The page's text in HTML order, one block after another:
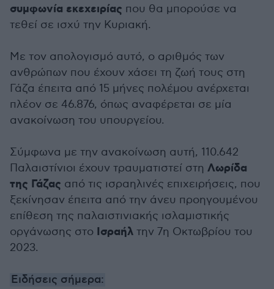
συμφωνία εκεχειρίας που θα μπορούσε να
τεθεί σε ισχύ την Κυριακή.
Με τον απολογισμό αυτό, ο αριθμός των
ανθρώπων που έχουν χάσει τη ζωή τους στη
Γάζα έπειτα από 15 μήνες πολέμου ανέρχεται
πλέον σε 46.876, όπως αναφέρεται σε μία
ανακοίνωση του υπουργείου.
Σύμφωνα με την ανακοίνωση αυτή, 110.642
Παλαιστίνιοι έχουν τραυματιστεί στη Λωρίδα
της Γάζας από τις ισραηλινές επιχειρήσεις, που
ξεκίνησαν έπειτα από την άνευ προηγουμένου
επίθεση της παλαιστινιακής ισλαμιστικής
οργάνωσης στο Ισραήλ την 7η Οκτωβρίου του
2023.
Ειδήσεις σήμερα: